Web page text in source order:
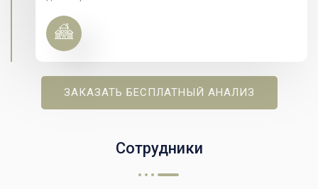
ЗАКАЗАТЬ БЕСПЛАТНЫЙ АНАЛИЗ
Сотрудники